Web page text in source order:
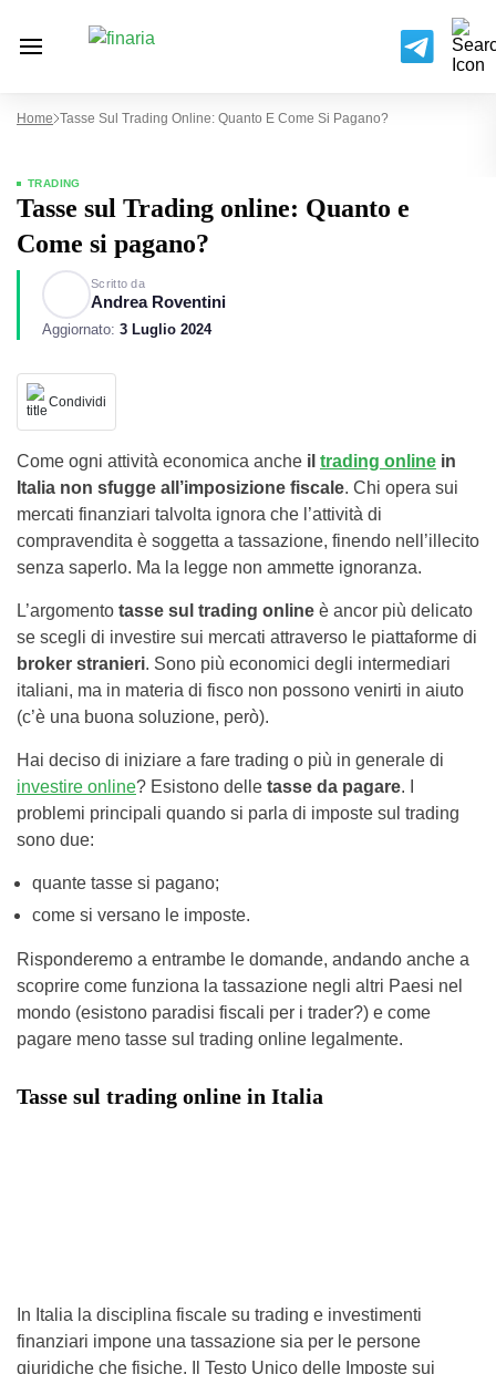
Home Tasse Sul Trading Online: Quanto E Come Si Pagano?
TRADING
Tasse sul Trading online: Quanto e
Come si pagano?
Scritto da
Andrea Roventini
Aggiornato: 3 Luglio 2024
Condividi
Come ogni attività economica anche il trading online in
Italia non sfugge all’imposizione fiscale. Chi opera sui
mercati finanziari talvolta ignora che l’attività di
compravendita è soggetta a tassazione, finendo nell’illecito
senza saperlo. Ma la legge non ammette ignoranza.
L’argomento tasse sul trading online è ancor più delicato
se scegli di investire sui mercati attraverso le piattaforme di
broker stranieri. Sono più economici degli intermediari
italiani, ma in materia di fisco non possono venirti in aiuto
(c’è una buona soluzione, però).
Hai deciso di iniziare a fare trading o più in generale di
investire online? Esistono delle tasse da pagare. I
problemi principali quando si parla di imposte sul trading
sono due:
quante tasse si pagano;
come si versano le imposte.
Risponderemo a entrambe le domande, andando anche a
scoprire come funziona la tassazione negli altri Paesi nel
mondo (esistono paradisi fiscali per i trader?) e come
pagare meno tasse sul trading online legalmente.
Tasse sul trading online in Italia
In Italia la disciplina fiscale su trading e investimenti
finanziari impone una tassazione sia per le persone
giuridiche che fisiche. Il Testo Unico delle Imposte sui